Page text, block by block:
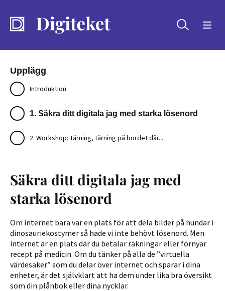
Sök
Upplägg
Introduktion
1. Säkra ditt digitala jag med starka lösenord
2. Workshop: Tärning, tärning på bordet där...
Säkra ditt digitala jag med
starka lösenord
Om internet bara var en plats för att dela bilder på hundar i
dinosauriekostymer så hade vi inte behövt lösenord. Men
internet är en plats där du betalar räkningar eller förnyar
recept på medicin. Om du tänker på alla de ”virtuella
värdesaker” som du delar över internet och sparar i dina
enheter, är det självklart att ha dem under lika bra översikt
som din plånbok eller dina nycklar.